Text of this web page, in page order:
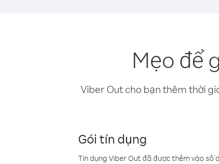
Mẹo để
Viber Out cho bạn thêm thời
Gói tín dụng
Tín dụng Viber Out đã được thêm vào số